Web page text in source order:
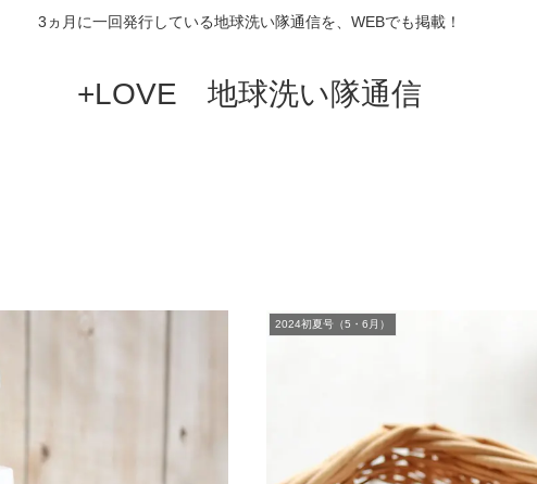
3ヵ月に一回発行している地球洗い隊通信を、WEBでも掲載！
+LOVE 地球洗い隊通信
2024初夏号（5・6月）